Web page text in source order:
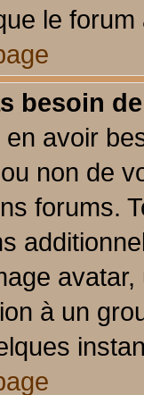
le
besoin
avoir
non de
forums.
à un